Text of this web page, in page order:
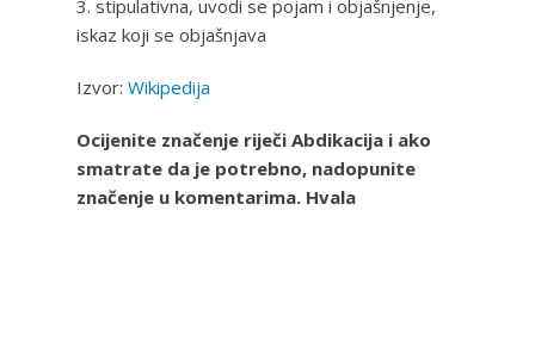
3. stipulativna, uvodi se pojam i objašnjenje,
iskaz koji se objašnjava
Izvor: Wikipedija
Ocijenite značenje riječi Abdikacija i ako
smatrate da je potrebno, nadopunite
značenje u komentarima. Hvala